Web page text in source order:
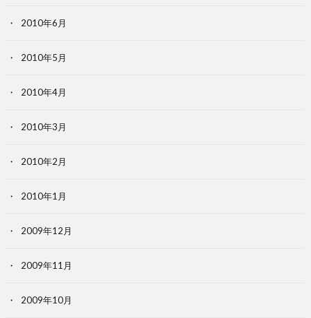
2010年6月
2010年5月
2010年4月
2010年3月
2010年2月
2010年1月
2009年12月
2009年11月
2009年10月